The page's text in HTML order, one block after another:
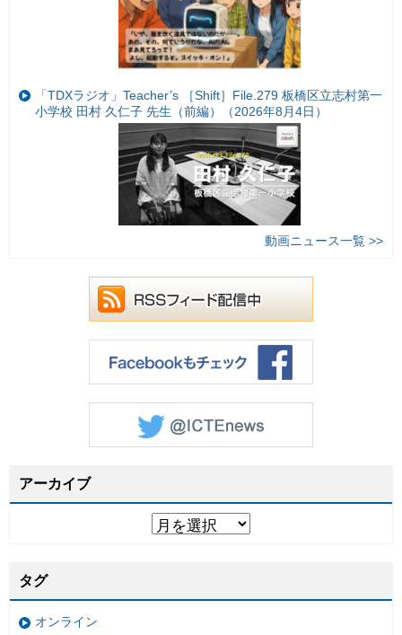
「TDXラジオ」Teacher’s ［Shift］File.279 板橋区立志村第一
小学校 田村 久仁子 先生（前編）（2026年8月4日）
動画ニュース一覧 >>
アーカイブ
タグ
オンライン